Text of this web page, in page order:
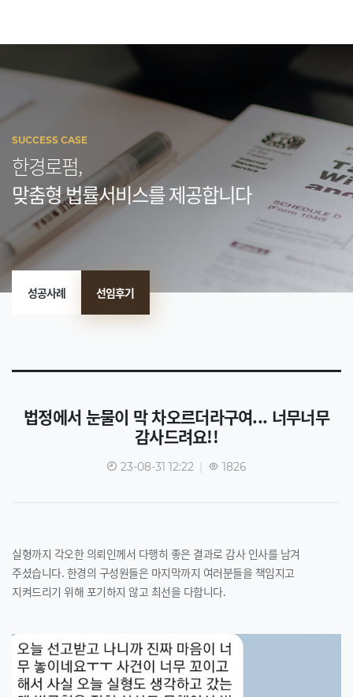
SUCCESS CASE
한경로펌,
맞춤형 법률서비스를 제공합니다
성공사례 선임후기
법정에서 눈물이 막 차오르더라구여... 너무너무
감사드려요!!
23-08-31 12:22 | 1826
실형까지 각오한 의뢰인께서 다행히 좋은 결과로 감사 인사를 남겨
주셨습니다. 한경의 구성원들은 마지막까지 여러분들을 책임지고
지켜드리기 위해 포기하지 않고 최선을 다합니다.